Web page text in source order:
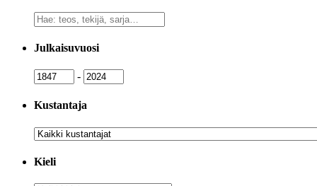
Vapaa
sanahaku
Julkaisuvuosi
Julkaisuvuosi
- Julkaisuvuosi
Kustantaja
Kustantaja
Kieli